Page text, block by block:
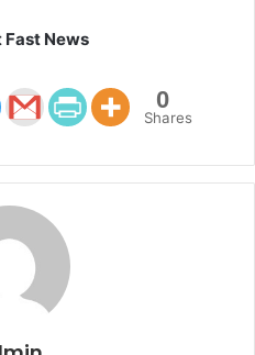
News
0
Shares